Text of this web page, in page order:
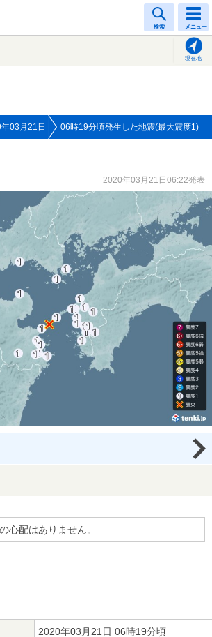
検索 メニュー
現在地
03月21日 06時19分頃発生した地震(最大震度1)
2020年03月21日06:22発表
心配はありません。
2020年03月21日 06時19分頃